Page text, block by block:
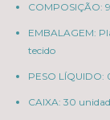
COMPOSIÇÃO:
EMBALAGEM:
tecido
PESO LÍQUIDO:
CAIXA: 30